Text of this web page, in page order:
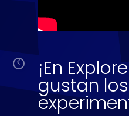
¡En
gustan los